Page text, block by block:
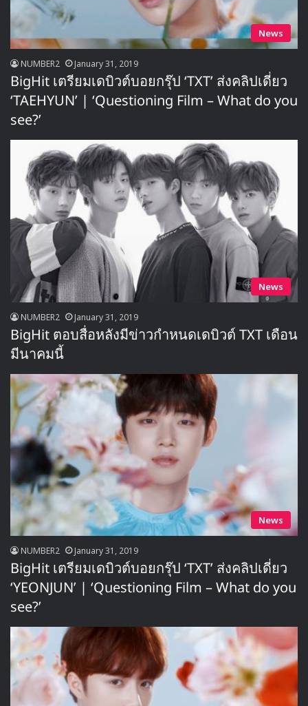
News
NUMBER2 January 31, 2019
BigHit เตรียมเดบิวต์บอยกรุ๊ป ‘TXT’ ส่งคลิปเดี่ยว
‘TAEHYUN’ | ‘Questioning Film – What do you
see?’
News
NUMBER2 January 31, 2019
BigHit ตอบสื่อหลังมีข่าวกำหนดเดบิวต์ TXT เดือน
มีนาคมนี้
News
NUMBER2 January 31, 2019
BigHit เตรียมเดบิวต์บอยกรุ๊ป ‘TXT’ ส่งคลิปเดี่ยว
‘YEONJUN’ | ‘Questioning Film – What do you
see?’